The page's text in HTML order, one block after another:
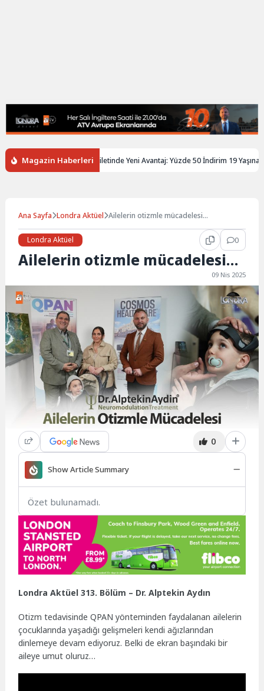
Magazin Haberleri
Gençlere Tren Biletinde Yeni Avantaj: Yüzde 50 İndirim 19 Yaşına
Ana Sayfa Londra Aktüel Ailelerin otizmle mücadelesi…
Londra Aktüel 0
Ailelerin otizmle mücadelesi…
09 Nis 2025
0
Show Article Summary
Özet bulunamadı.
Londra Aktüel 313. Bölüm – Dr. Alptekin Aydın
Otizm tedavisinde QPAN yönteminden faydalanan ailelerin
çocuklarında yaşadığı gelişmeleri kendi ağızlarından
dinlemeye devam ediyoruz. Belki de ekran başındaki bir
aileye umut oluruz…